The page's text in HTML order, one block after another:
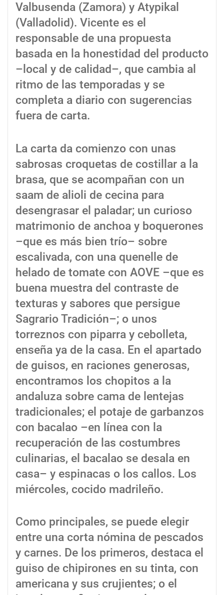
Valbusenda (Zamora) y Atypikal
(Valladolid). Vicente es el
responsable de una propuesta
basada en la honestidad del producto
–local y de calidad–, que cambia al
ritmo de las temporadas y se
completa a diario con sugerencias
fuera de carta.
La carta da comienzo con unas
sabrosas croquetas de costillar a la
brasa, que se acompañan con un
saam de alioli de cecina para
desengrasar el paladar; un curioso
matrimonio de anchoa y boquerones
–que es más bien trío– sobre
escalivada, con una quenelle de
helado de tomate con AOVE –que es
buena muestra del contraste de
texturas y sabores que persigue
Sagrario Tradición–; o unos
torreznos con piparra y cebolleta,
enseña ya de la casa. En el apartado
de guisos, en raciones generosas,
encontramos los chopitos a la
andaluza sobre cama de lentejas
tradicionales; el potaje de garbanzos
con bacalao –en línea con la
recuperación de las costumbres
culinarias, el bacalao se desala en
casa– y espinacas o los callos. Los
miércoles, cocido madrileño.
Como principales, se puede elegir
entre una corta nómina de pescados
y carnes. De los primeros, destaca el
guiso de chipirones en su tinta, con
americana y sus crujientes; o el